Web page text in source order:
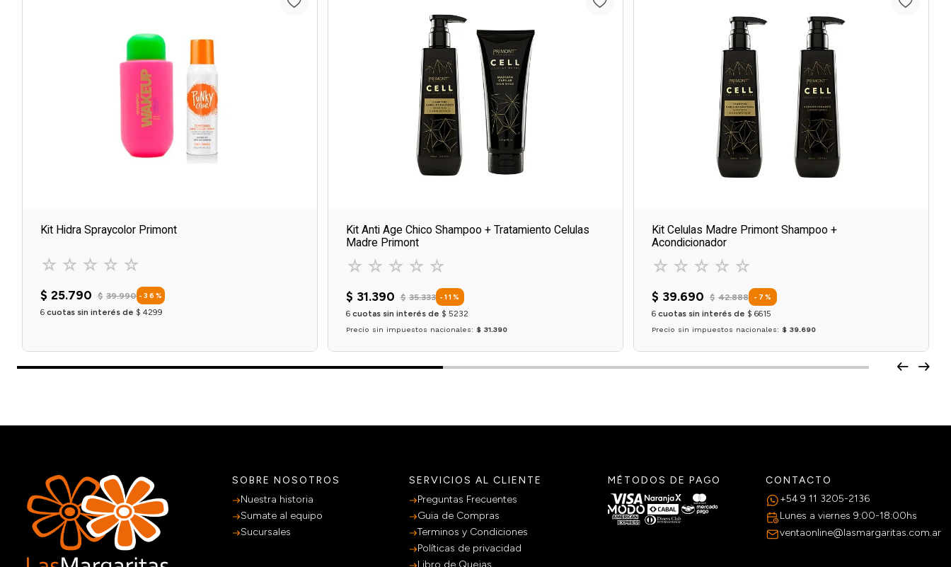
Kit Hidra Spraycolor Primont
☆ ☆ ☆ ☆ ☆
$ 25.790 $ 39.990 - 36 %
6 cuotas sin interés de $ 4299
Kit Anti Age Chico Shampoo + Tratamiento Celulas
Madre Primont
☆ ☆ ☆ ☆ ☆
$ 31.390 $ 35.333 - 11 %
6 cuotas sin interés de $ 5232
Precio sin impuestos nacionales: $ 31.390
Kit Celulas Madre Primont Shampoo +
Acondicionador
☆ ☆ ☆ ☆ ☆
$ 39.690 $ 42.888 - 7 %
6 cuotas sin interés de $ 6615
Precio sin impuestos nacionales: $ 39.690
SOBRE NOSOTROS
Nuestra historia
Sumate al equipo
Sucursales
SERVICIOS AL CLIENTE
Preguntas Frecuentes
Guia de Compras
Terminos y Condiciones
Políticas de privacidad
MÉTODOS DE PAGO
CONTACTO
+54 9 11 3205-2136
Lunes a viernes 9:00-18:00hs
ventaonline@lasmargaritas.com.ar